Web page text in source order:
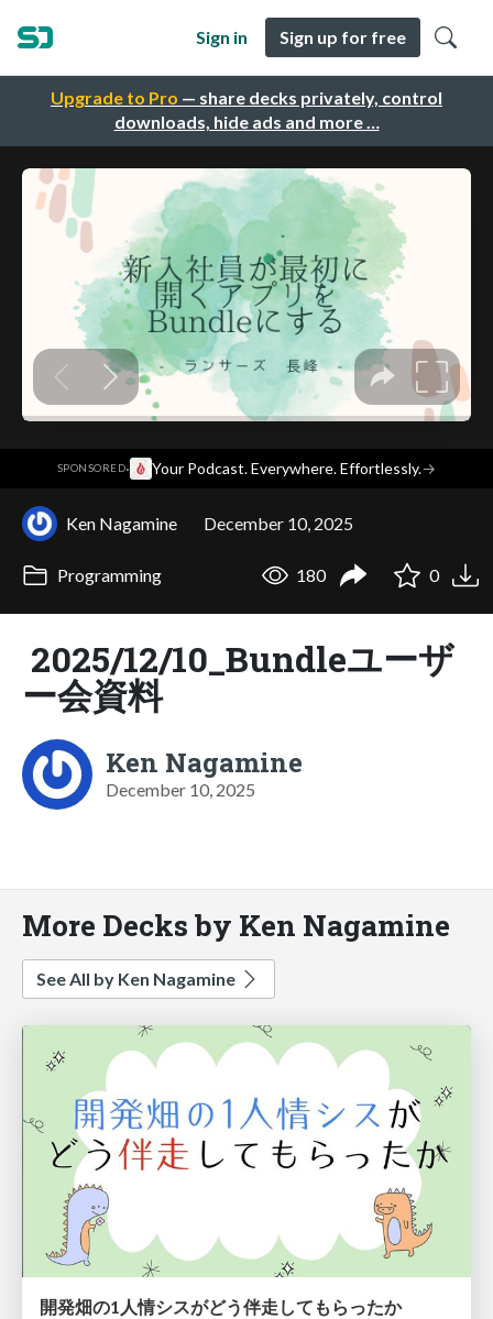
Upgrade to Pro — share decks privately, control
downloads, hide ads and more …
Sign in Sign up for free
SPONSORED· Your Podcast. Everywhere. Effortlessly.→
Ken Nagamine December 10, 2025
Programming 180 0
2025/12/10_Bundleユーザ
ー会資料
Ken Nagamine
December 10, 2025
More Decks by Ken Nagamine
See All by Ken Nagamine
開発畑の1人情シスがどう伴走してもらったか